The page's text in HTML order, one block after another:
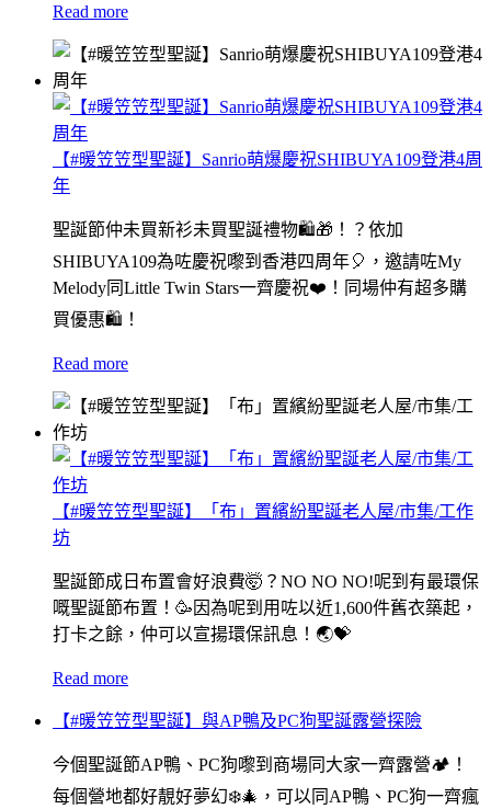
Read more
【#暖笠笠型聖誕】Sanrio萌爆慶祝SHIBUYA109登港4周
年
聖誕節仲未買新衫未買聖誕禮物🛍🎁！？依加
SHIBUYA109為咗慶祝嚟到香港四周年🎈，邀請咗My
Melody同Little Twin Stars一齊慶祝❤️！同場仲有超多購
買優惠🛍！
Read more
【#暖笠笠型聖誕】「布」置繽紛聖誕老人屋/市集/工作
坊
聖誕節成日布置會好浪費🤯？NO NO NO!呢到有最環保
嘅聖誕節布置！🥳因為呢到用咗以近1,600件舊衣築起，
打卡之餘，仲可以宣揚環保訊息！🌏💝
Read more
【#暖笠笠型聖誕】與AP鴨及PC狗聖誕露營探險
今個聖誕節AP鴨、PC狗嚟到商場同大家一齊露營🏕️！
每個營地都好靚好夢幻❄️🎄，可以同AP鴨、PC狗一齊瘋